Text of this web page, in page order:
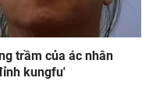
trầm của ác nhân
kungfu'